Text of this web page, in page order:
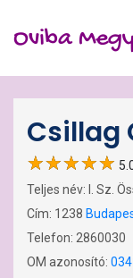
Oviba
Csillag
Teljes név: I. Sz.
Cím: 1238
Telefon: 2860030
OM azonosító: